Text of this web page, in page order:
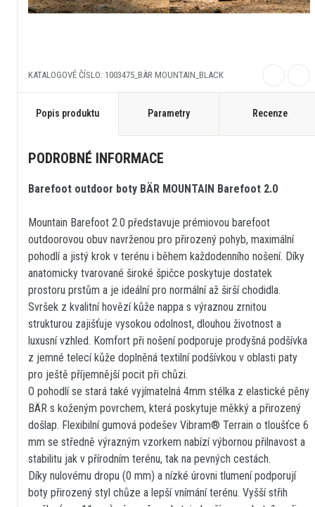
KATALOGOVÉ ČÍSLO: 1003475_BÄR MOUNTAIN_BLACK
Popis produktu Parametry Recenze
PODROBNÉ INFORMACE
Barefoot outdoor boty BÄR MOUNTAIN Barefoot 2.0
Mountain Barefoot 2.0 představuje prémiovou barefoot
outdoorovou obuv navrženou pro přirozený pohyb, maximální
pohodlí a jistý krok v terénu i během každodenního nošení. Díky
anatomicky tvarované široké špičce poskytuje dostatek
prostoru prstům a je ideální pro normální až širší chodidla.
Svršek z kvalitní hovězí kůže nappa s výraznou zrnitou
strukturou zajišťuje vysokou odolnost, dlouhou životnost a
luxusní vzhled. Komfort při nošení podporuje prodyšná podšívka
z jemné telecí kůže doplněná textilní podšívkou v oblasti paty
pro ještě příjemnější pocit při chůzi.
O pohodlí se stará také vyjímatelná 4mm stélka z elastické pěny
BÄR s koženým povrchem, která poskytuje měkký a přirozený
došlap. Flexibilní gumová podešev Vibram® Terrain o tloušťce 6
mm se středně výrazným vzorkem nabízí výbornou přilnavost a
stabilitu jak v přírodním terénu, tak na pevných cestách.
Díky nulovému dropu (0 mm) a nízké úrovni tlumení podporují
boty přirozený styl chůze a lepší vnímání terénu. Vyšší střih